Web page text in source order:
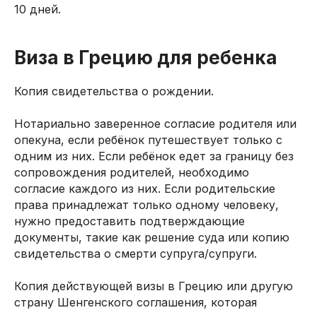
10 дней.
Виза в Грецию для ребенка
Копия свидетельства о рождении.
Нотариально заверенное согласие родителя или
опекуна, если ребёнок путешествует только с
одним из них. Если ребёнок едет за границу без
сопровождения родителей, необходимо
согласие каждого из них. Если родительские
права принадлежат только одному человеку,
нужно предоставить подтверждающие
документы, такие как решение суда или копию
свидетельства о смерти супруга/супруги.
Копия действующей визы в Грецию или другую
страну Шенгенского соглашения, которая